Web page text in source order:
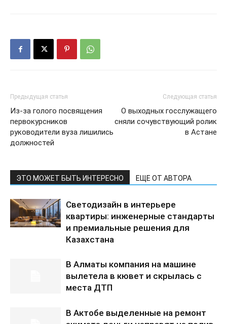
Предыдущая статья
Из-за голого посвящения
первокурсников
руководители вуза лишились
должностей
Следующая статья
О выходных госслужащего
сняли сочувствующий ролик
в Астане
ЭТО МОЖЕТ БЫТЬ ИНТЕРЕСНО ЕЩЕ ОТ АВТОРА
Светодизайн в интерьере
квартиры: инженерные стандарты
и премиальные решения для
Казахстана
В Алматы компания на машине
вылетела в кювет и скрылась с
места ДТП
В Актобе выделенные на ремонт